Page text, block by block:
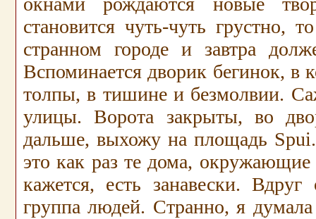
становится чуть-чуть
странном городе и завтра
Вспоминается дворик бегинок, в
толпы, в тишине и безмолвии.
улицы. Ворота закрыты, во
дальше, выхожу на площадь Spui
это как раз те дома,
кажется, есть занавески.
группа людей. Странно, я